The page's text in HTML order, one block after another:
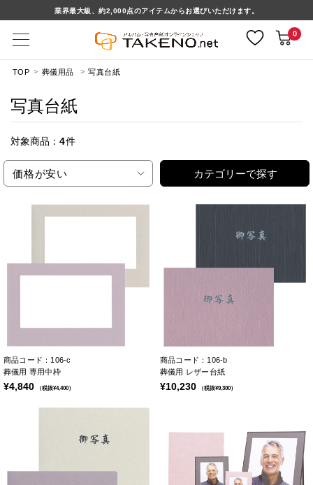
業界最大級、約2,000点のアイテムからお選びいただけます。
0
TOP 葬儀用品 写真台紙
写真台紙
対象商品： 4件
価格が安い カテゴリーで探す
商品コード：106-c
葬儀用 専用中枠
¥4,840 （税抜¥4,400）
商品コード：106-b
葬儀用 レザー台紙
¥10,230 （税抜¥9,300）